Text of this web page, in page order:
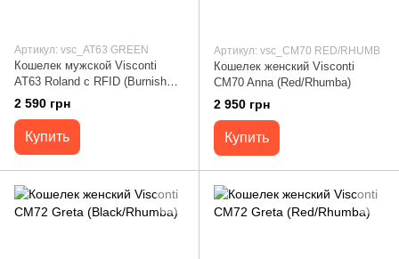
Артикул: vsc_AT63 GREEN
Кошелек мужской Visconti
AT63 Roland c RFID (Burnish
Green)
2 590 грн
Купить
Артикул: vsc_CM70 RED/RHUMB
Кошелек женский Visconti
CM70 Anna (Red/Rhumba)
2 950 грн
Купить